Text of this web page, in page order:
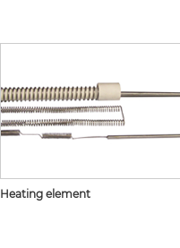
Heating element